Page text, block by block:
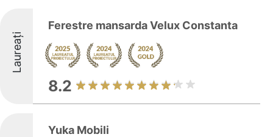
Laureați
Ferestre mansarda Velux Constanta
8.2
Yuka Mobili